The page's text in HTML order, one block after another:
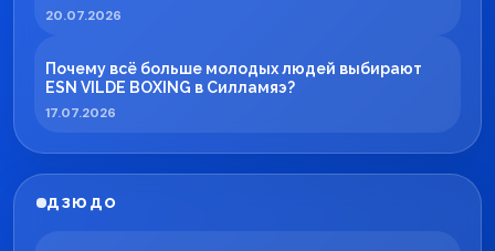
20.07.2026
Почему всё больше молодых людей выбирают
ESN VILDE BOXING в Силламяэ?
17.07.2026
ДЗЮДО